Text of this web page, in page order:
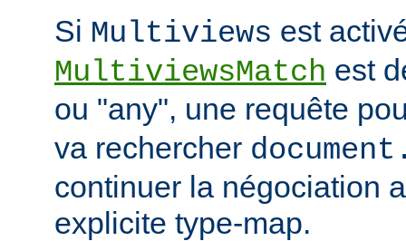
Si Multiviews est
MultiviewsMatch est
ou "any", une requête
va rechercher
continuer la négociation
explicite type-map.